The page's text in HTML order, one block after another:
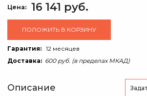
Цена: 16 141 руб.
ПОЛОЖИТЬ В КОРЗИНУ
Гарантия: 12 месяцев
Доставка: 600 руб. (в пределах МКАД)
Описание